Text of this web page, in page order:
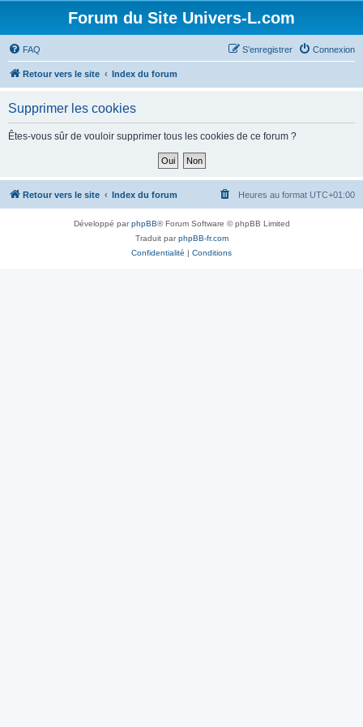
Forum du Site Univers-L.com
FAQ Connexion
S’enregistrer
Retour vers le site Index du forum
Supprimer les cookies
Êtes-vous sûr de vouloir supprimer tous les cookies de ce forum ?
Retour vers le site Index du forum Heures au format UTC+01:00
Développé parphpBB® Forum Software © phpBB Limited
Traduit parphpBB-fr.com
Confidentialité | Conditions